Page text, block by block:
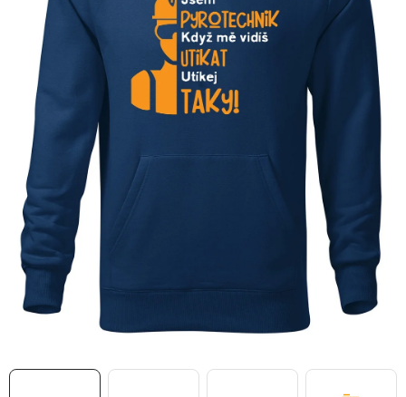
OKAMŽITĚ K ODBĚRU
B2B
MÁM SRDCE POMÁHÁM
VÁNOCE
PROVIZNÍ SYSTÉM
O nás Časté otázky
Obchodní podmínky
Zásady zpracování ochrany osobních údajů
Napište nám